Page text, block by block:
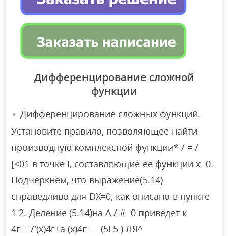
Дифференцирование сложной
функции
Дифференцирование сложных функций.
Установите правило, позволяющее найти
производную комплексной функции* / = /
[<01 в точке I, составляющие ее функции x=0.
Подчеркнем, что выражение(5.14)
справедливо для DX=0, как описано в пункте
1 2. Деление (5.14)на A / #=0 приведет к
4г==/'(х)4г+а (х)4г — (5L5 ) ЛЯ^